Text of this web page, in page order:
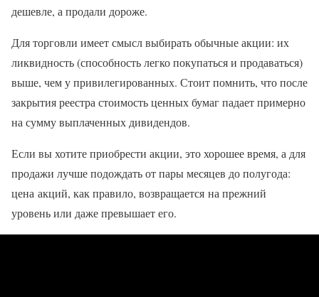
дешевле, а продали дороже.
Для торговли имеет смысл выбирать обычные акции: их
ликвидность (способность легко покупаться и продаваться)
выше, чем у привилегированных. Стоит помнить, что после
закрытия реестра стоимость ценных бумаг падает примерно
на сумму выплаченных дивидендов.
Если вы хотите приобрести акции, это хорошее время, а для
продажи лучше подождать от пары месяцев до полугода:
цена акций, как правило, возвращается на прежний
уровень или даже превышает его.